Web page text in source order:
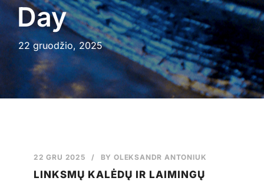
Lietuvos
Day
22 gruodžio, 2025
22 GRU 2025 / BYOLEKSANDR ANTONIUK
LINKSMŲ KALĖDŲ IR LAIMINGŲ